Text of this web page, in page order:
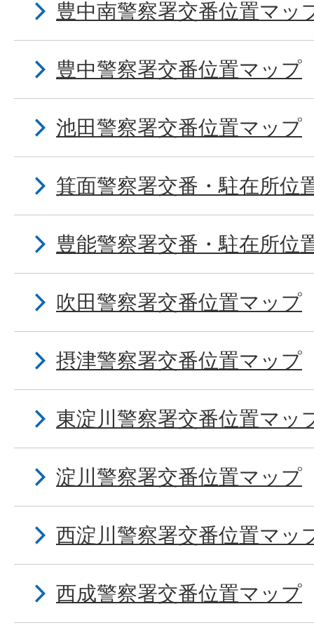
豊中南警察署交番位置マッ
豊中警察署交番位置マップ
池田警察署交番位置マップ
箕面警察署交番・駐在所位
豊能警察署交番・駐在所位
吹田警察署交番位置マップ
摂津警察署交番位置マップ
東淀川警察署交番位置マッ
淀川警察署交番位置マップ
西淀川警察署交番位置マッ
西成警察署交番位置マップ